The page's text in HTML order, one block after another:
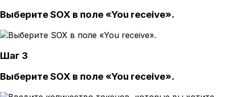
Выберите SOX в поле «You receive».
Шаг 3
Выберите SOX в поле «You receive».